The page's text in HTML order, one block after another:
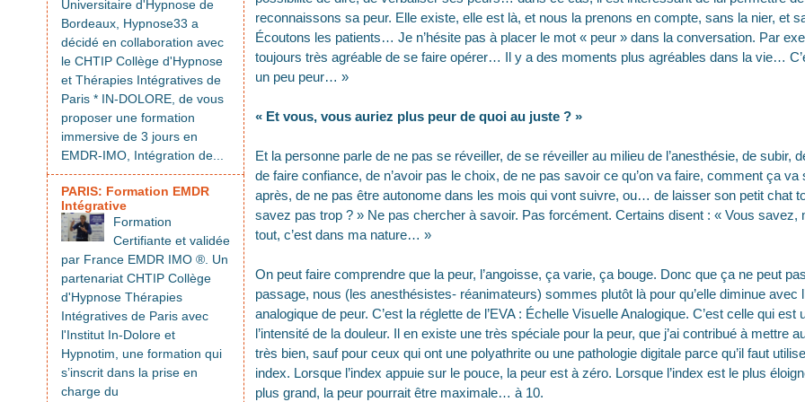
Universitaire d'Hypnose de
Bordeaux, Hypnose33 a
décidé en collaboration avec
le CHTIP Collège d'Hypnose
et Thérapies Intégratives de
Paris * IN-DOLORE, de vous
proposer une formation
immersive de 3 jours en
EMDR-IMO, Intégration de...
PARIS: Formation EMDR
Intégrative
Formation
Certifiante et validée
par France EMDR IMO ®. Un
partenariat CHTIP Collège
d'Hypnose Thérapies
Intégratives de Paris avec
l'Institut In-Dolore et
Hypnotim, une formation qui
s’inscrit dans la prise en
charge du
reconnaissons sa peur. Elle existe, elle est là, et nous la prenons en compte, sans la nier, et
Écoutons les patients… Je n’hésite pas à placer le mot « peur » dans la conversation. Par
toujours très agréable de se faire opérer… Il y a des moments plus agréables dans la vie…
un peu peur… »
« Et vous, vous auriez plus peur de quoi au juste ? »
Et la personne parle de ne pas se réveiller, de se réveiller au milieu de l’anesthésie, de subir,
de faire confiance, de n’avoir pas le choix, de ne pas savoir ce qu’on va faire, comment ça va
après, de ne pas être autonome dans les mois qui vont suivre, ou… de laisser son petit chat
savez pas trop ? » Ne pas chercher à savoir. Pas forcément. Certains disent : « Vous savez,
tout, c’est dans ma nature… »
On peut faire comprendre que la peur, l’angoisse, ça varie, ça bouge. Donc que ça ne peut
passage, nous (les anesthésistes- réanimateurs) sommes plutôt là pour qu’elle diminue avec
analogique de peur. C’est la réglette de l’EVA : Échelle Visuelle Analogique. C’est celle qui
l’intensité de la douleur. Il en existe une très spéciale pour la peur, que j’ai contribué à mettre
très bien, sauf pour ceux qui ont une polyathrite ou une pathologie digitale parce qu’il faut
index. Lorsque l’index appuie sur le pouce, la peur est à zéro. Lorsque l’index est le plus
plus grand, la peur pourrait être maximale… à 10.